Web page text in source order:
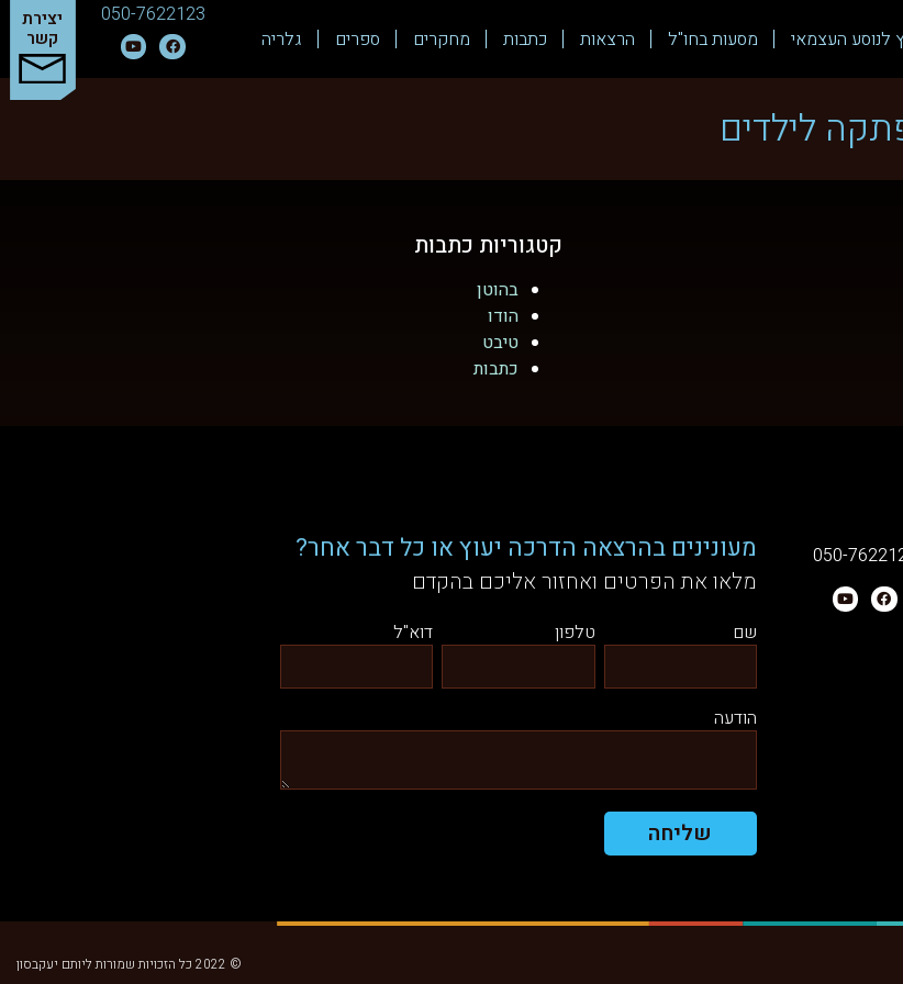
לנוסע העצמאי מסעות בחו"ל הרצאות כתבות מחקרים ספרים גלריה
050-7622123
יצירת
קשר
לילדים
קטגוריות כתבות
בהוטן
הודו
טיבט
כתבות
050- מעונינים בהרצאה הדרכה יעוץ או כל דבר אחר?
מלאו את הפרטים ואחזור אליכם בהקדם
שם טלפון דוא"ל
הודעה
שליחה
© 2022 כל הזכויות שמורות ליותם יעקבסון